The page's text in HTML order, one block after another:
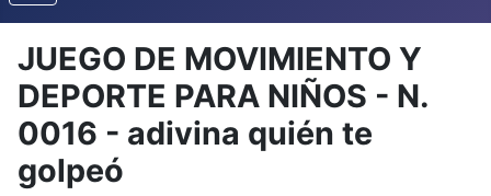
JUEGO DE MOVIMIENTO Y
DEPORTE PARA NIÑOS - N.
0016 - adivina quién te
golpeó